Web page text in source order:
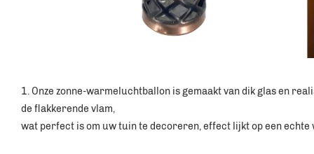
1. Onze zonne-warmeluchtballon is gemaakt van dik glas en
de flakkerende vlam,
wat perfect is om uw tuin te decoreren, effect lijkt op een